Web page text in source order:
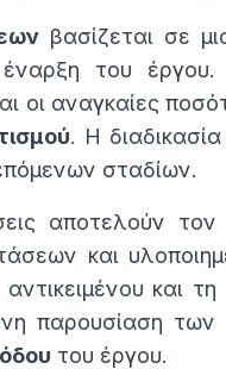
βασίζεται σε
του
οι αναγκαίες
. Η
σταδίων.
αποτελούν τον
και
και
παρουσίαση των
του έργου.